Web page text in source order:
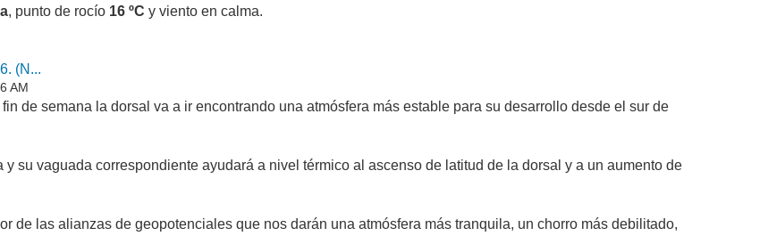
, punto de rocío 16 ºC y viento en calma.
(N...
AM
de semana la dorsal va a ir encontrando una atmósfera más estable para su desarrollo desde el sur de
su vaguada correspondiente ayudará a nivel térmico al ascenso de latitud de la dorsal y a un aumento de
de las alianzas de geopotenciales que nos darán una atmósfera más tranquila, un chorro más debilitado,